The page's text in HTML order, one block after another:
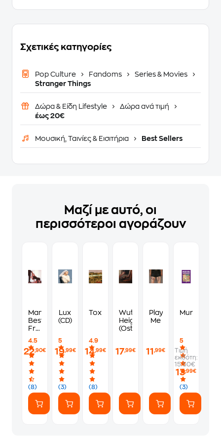
Σχετικές κατηγορίες
Pop Culture Fandoms
Series & Movies
Stranger Things
Δώρα & Είδη Lifestyle
Δώρα ανά τιμή
έως 20€
Μουσική, Ταινίες & Εισιτήρια Best Sellers
Μαζί με αυτό, οι
περισσότεροι αγοράζουν
Man's
Best
Friend
4.5
(8)
22,90€
Lux
(CD)
5
(3)
19,99€
Toxicity
4.9
(8)
14,99€
Wuthering
Heights
(Ost)
17,99€
Play
Me
11,99€
Murdoku
5
(3)
Τιμή
εκδότη:
15.50€
13,99€